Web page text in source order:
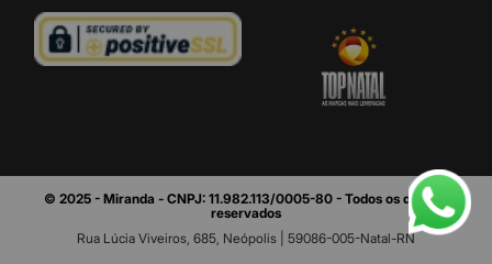
© 2025 - Miranda - CNPJ: 11.982.113/0005-80 - Todos os direitos
reservados
Rua Lúcia Viveiros, 685, Neópolis | 59086-005-Natal-RN